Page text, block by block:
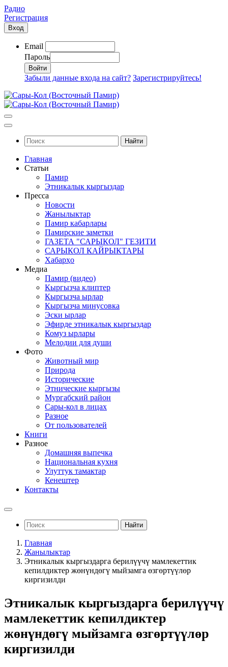
Радио
Регистрация
Вход
Email
Пароль
Забыли данные входа на сайт? Зарегистрируйтесь!
Найти
Главная
Статьи
Памир
Этникалык кыргыздар
Пресса
Новости
Жанылыктар
Памир кабарлары
Памирские заметки
ГАЗЕТА "САРЫКОЛ" ГЕЗИТИ
САРЫКОЛ КАЙРЫКТАРЫ
Хабарҳо
Медиа
Памир (видео)
Кыргызча клиптер
Кыргызча ырлар
Кыргызча минусовка
Эски ырлар
Эфирде этникалык кыргыздар
Комуз ырлары
Мелодии для души
Фото
Животный мир
Природа
Исторические
Этнические кыргызы
Мургабский район
Сары-кол в лицах
Разное
От пользователей
Книги
Разное
Домашняя выпечка
Национальная кухня
Улуттук тамактар
Кенештер
Контакты
Найти
Главная
Жанылыктар
Этникалык кыргыздарга берилүүчү мамлекеттик
кепилдиктер жөнүндөгү мыйзамга өзгөртүүлөр
киргизилди
Этникалык кыргыздарга берилүүчү
мамлекеттик кепилдиктер
жөнүндөгү мыйзамга өзгөртүүлөр
киргизилди